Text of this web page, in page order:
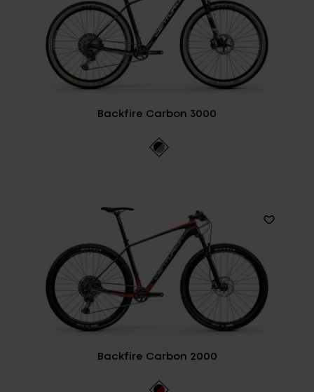
Backfire Carbon 3000
Backfire Carbon 2000